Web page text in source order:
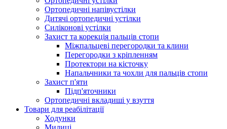
Ортопедичні напівустілки
Дитячі ортопедичні устілки
Силіконові устілки
Захист та корекція пальців стопи
Міжпальцеві перегородки та клини
Перегородки з кріпленням
Протектори на кісточку
Напальчники та чохли для пальців стопи
Захист п'яти
Підп'яточники
Ортопедичні вкладиші у взуття
Товари для реабілітації
Ходунки
Милиці